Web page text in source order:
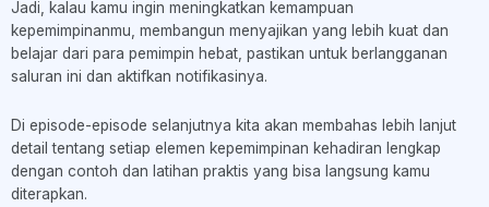
Jadi, kalau kamu ingin meningkatkan kemampuan
kepemimpinanmu, membangun menyajikan yang lebih kuat dan
belajar dari para pemimpin hebat, pastikan untuk berlangganan
saluran ini dan aktifkan notifikasinya.
Di episode-episode selanjutnya kita akan membahas lebih lanjut
detail tentang setiap elemen kepemimpinan kehadiran lengkap
dengan contoh dan latihan praktis yang bisa langsung kamu
diterapkan.